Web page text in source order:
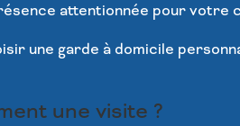
attentionnée pour votre
une garde à domicile
une visite ?